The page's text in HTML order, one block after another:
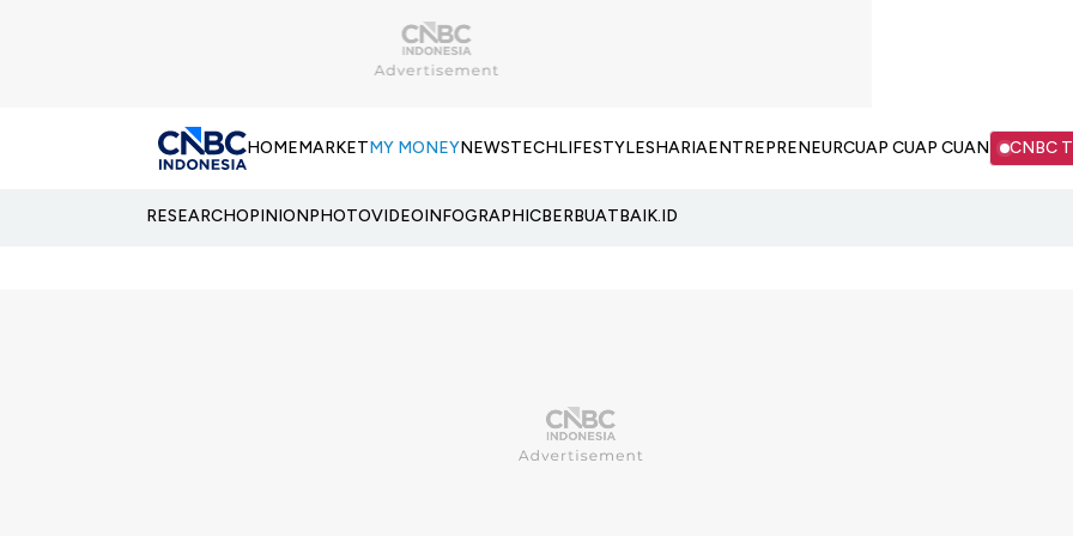
HOMEMARKETMY MONEYNEWSTECHLIFESTYLESHARIAENTREPRENEURCUAP CUAP CUAN CNBC
RESEARCHOPINIONPHOTOVIDEOINFOGRAPHICBERBUATBAIK.ID